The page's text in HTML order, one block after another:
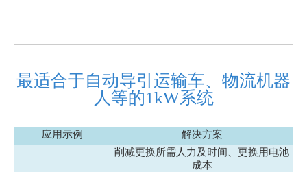
最适合于自动导引运输车、物流机器
人等的1kW系统
应用示例 解决方案
削减更换所需人力及时间、更换用电池
成本